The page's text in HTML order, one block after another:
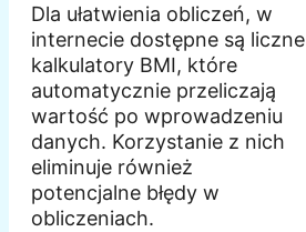
Dla ułatwienia obliczeń, w
internecie dostępne są liczne
kalkulatory BMI, które
automatycznie przeliczają
wartość po wprowadzeniu
danych. Korzystanie z nich
eliminuje również
potencjalne błędy w
obliczeniach.